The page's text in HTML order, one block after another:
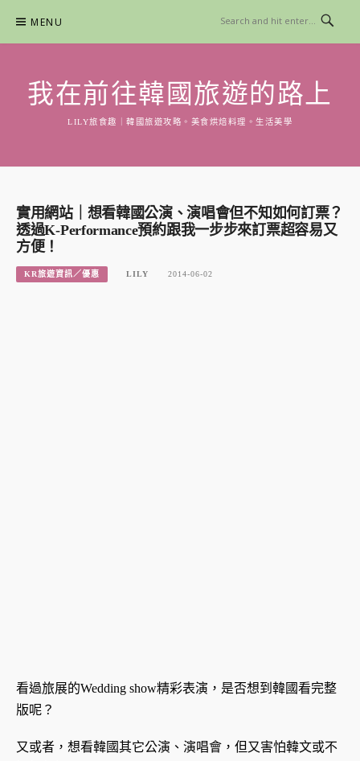
content
MENU
我在前往韓國旅遊的路上
LILY旅食趣｜韓國旅遊攻略。美食烘焙料理。生活美學
實用網站｜想看韓國公演、演唱會但不知如何訂票？
透過K-Performance預約跟我一步步來訂票超容易又
方便！
KR旅遊資訊／優惠 LILY 2014-06-02
看過旅展的Wedding show精彩表演，是否想到韓國看完整
版呢？
又或者，想看韓國其它公演、演唱會，但又害怕韓文或不